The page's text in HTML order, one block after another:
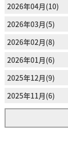
2026年04月(10)
2026年03月(5)
2026年02月(8)
2026年01月(6)
2025年12月(9)
2025年11月(6)